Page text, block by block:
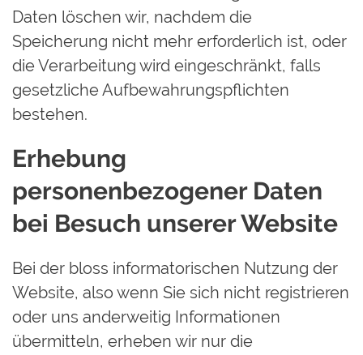
Daten löschen wir, nachdem die
Speicherung nicht mehr erforderlich ist, oder
die Verarbeitung wird eingeschränkt, falls
gesetzliche Aufbewahrungspflichten
bestehen.
Erhebung
personenbezogener Daten
bei Besuch unserer Website
Bei der bloss informatorischen Nutzung der
Website, also wenn Sie sich nicht registrieren
oder uns anderweitig Informationen
übermitteln, erheben wir nur die